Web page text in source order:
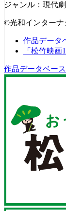
ジャンル：現代劇
©光和インター
作品データ
「松竹映画
作品データベース